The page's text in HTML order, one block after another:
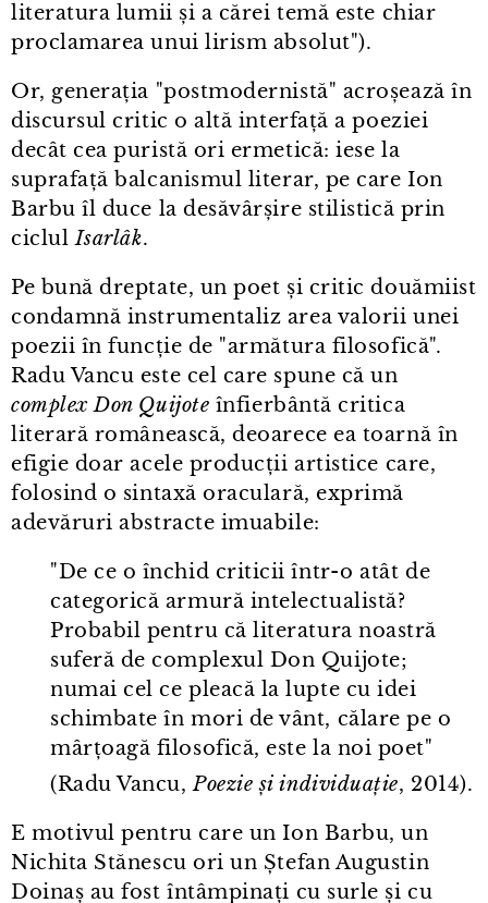
literatura lumii și a cărei temă este chiar
proclamarea unui lirism absolut").
Or, generația "postmodernistă" acroșează în
discursul critic o altă interfață a poeziei
decât cea puristă ori ermetică: iese la
suprafață balcanismul literar, pe care Ion
Barbu îl duce la desăvârșire stilistică prin
ciclulIsarlâk.
Pe bună dreptate, un poet și critic douămiist
condamnă instrumentaliz area valorii unei
poezii în funcție de "armătura filosofică".
Radu Vancu este cel care spune că un
complex Don Quijote înfierbântă critica
literară românească, deoarece ea toarnă în
efigie doar acele producții artistice care,
folosind o sintaxă oraculară, exprimă
adevăruri abstracte imuabile:
"De ce o închid criticii într⁠-⁠o atât de
categorică armură intelectualistă?
Probabil pentru că literatura noastră
suferă de complexul Don Quijote;
numai cel ce pleacă la lupte cu idei
schimbate în mori de vânt, călare pe o
mârțoagă filosofică, este la noi poet"
(Radu Vancu,Poezie și individuație, 2014).
E motivul pentru care un Ion Barbu, un
Nichita Stănescu ori un Ștefan Augustin
Doinaș au fost întâmpinați cu surle și cu